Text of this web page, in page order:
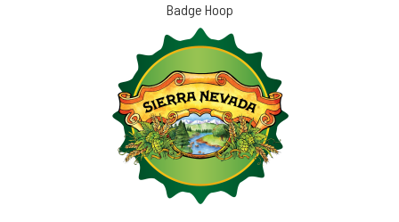
Badge Hoop